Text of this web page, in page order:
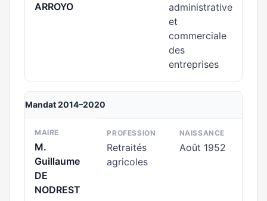
ARROYO
administrative
et
commerciale
des
entreprises
Mandat 2014–2020
MAIRE
M.
Guillaume
DE
NODREST
PROFESSION
Retraités
agricoles
NAISSANCE
Août 1952